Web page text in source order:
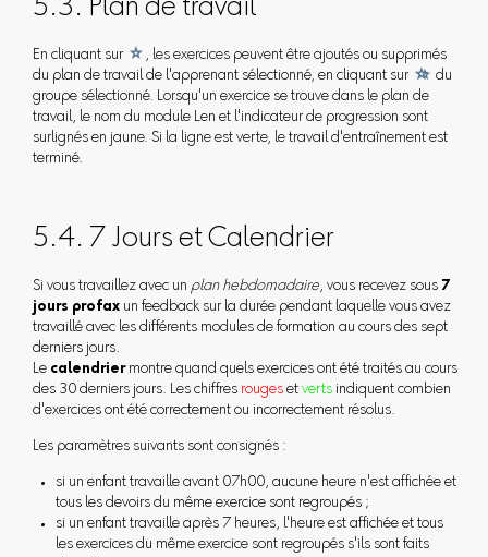
5.3. Plan de travail
En cliquant sur , les exercices peuvent être ajoutés ou supprimés
du plan de travail de l'apprenant sélectionné, en cliquant sur du
groupe sélectionné. Lorsqu'un exercice se trouve dans le plan de
travail, le nom du module Len et l'indicateur de progression sont
surlignés en jaune. Si la ligne est verte, le travail d'entraînement est
terminé.
5.4. 7 Jours et Calendrier
Si vous travaillez avec un plan hebdomadaire, vous recevez sous 7
jours profaxun feedback sur la durée pendant laquelle vous avez
travaillé avec les différents modules de formation au cours des sept
derniers jours.
Le calendriermontre quand quels exercices ont été traités au cours
des 30 derniers jours. Les chiffres rougeset vertsindiquent combien
d'exercices ont été correctement ou incorrectement résolus.
Les paramètres suivants sont consignés :
si un enfant travaille avant 07h00, aucune heure n'est affichée et
tous les devoirs du même exercice sont regroupés ;
si un enfant travaille après 7 heures, l'heure est affichée et tous
les exercices du même exercice sont regroupés s'ils sont faits